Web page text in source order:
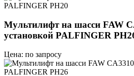
Мультилифт на шасси FAW
уcтановкой PALFINGER
Цена: по запросу